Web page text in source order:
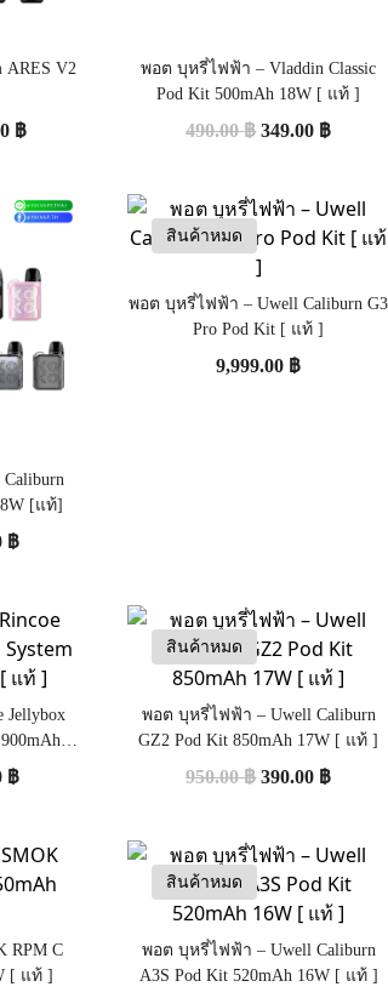
ARES V2
฿
พอต บุหรี่ไฟฟ้า – Vladdin Classic
Pod Kit 500mAh 18W [ แท้ ]
490.00฿ 349.00 ฿
[แท้]
฿
สินค้าหมด
พอต บุหรี่ไฟฟ้า – Uwell Caliburn G3
Pro Pod Kit [ แท้ ]
9,999.00 ฿
Jellybox
฿
สินค้าหมด
พอต บุหรี่ไฟฟ้า – Uwell Caliburn
GZ2 Pod Kit 850mAh 17W [ แท้ ]
950.00฿ 390.00 ฿
RPM C
[ แท้ ]
สินค้าหมด
พอต บุหรี่ไฟฟ้า – Uwell Caliburn
A3S Pod Kit 520mAh 16W [ แท้ ]